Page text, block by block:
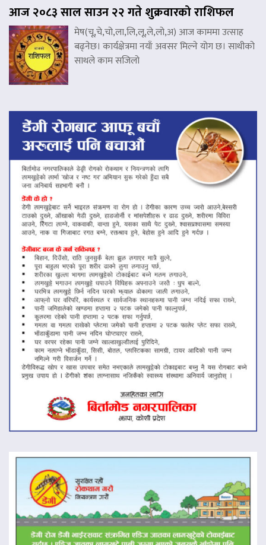
आज २०८३ साल साउन २२ गते शुक्रवारको राशिफल
मेष(चू,चे,चो,ला,लि,लू,ले,लो,अ) आज काममा उत्साह
बढ्नेछ। कार्यक्षेत्रमा नयाँ अवसर मिल्ने योग छ। साथीको
साथले काम सजिलो